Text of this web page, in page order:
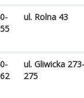
ul. Rolna 43
ul. Gliwicka 273-
275